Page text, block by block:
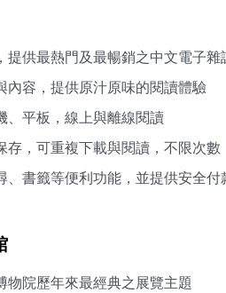
提供最熱門及最暢銷之中文電子雜
內容，提供原汁原味的閱讀體驗
、平板，線上與離線閱讀
存，可重複下載與閱讀，不限次數
、書籤等便利功能，並提供安全付
物院歷年來最經典之展覽主題